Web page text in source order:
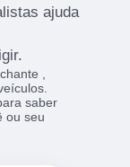
ajuda
,
saber
ou seu